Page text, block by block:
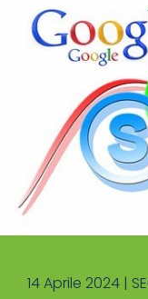
14 Aprile 2024 |